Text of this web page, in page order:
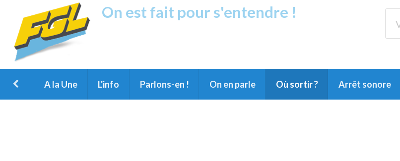
On est fait pour s'entendre !
A la Une L'info Parlons-en ! On en parle Où sortir ? Arrêt sonore